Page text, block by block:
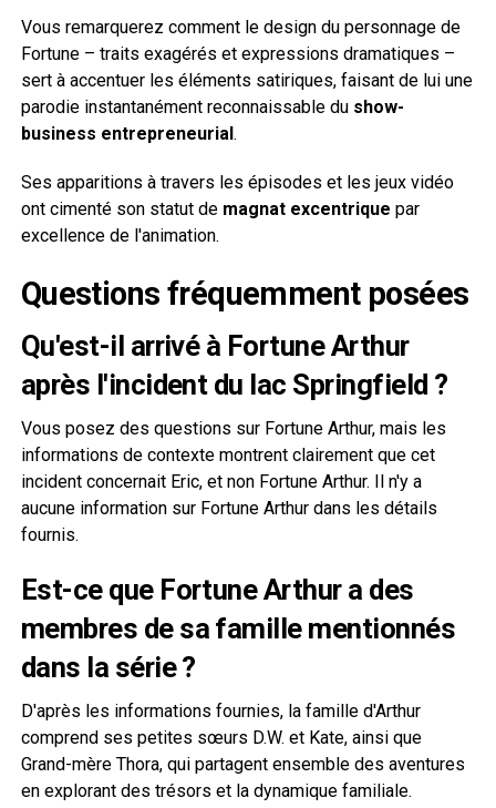
Vous remarquerez comment le design du personnage de
Fortune – traits exagérés et expressions dramatiques –
sert à accentuer les éléments satiriques, faisant de lui une
parodie instantanément reconnaissable du show-
business entrepreneurial.
Ses apparitions à travers les épisodes et les jeux vidéo
ont cimenté son statut de magnat excentrique par
excellence de l'animation.
Questions fréquemment posées
Qu'est-il arrivé à Fortune Arthur
après l'incident du lac Springfield ?
Vous posez des questions sur Fortune Arthur, mais les
informations de contexte montrent clairement que cet
incident concernait Eric, et non Fortune Arthur. Il n'y a
aucune information sur Fortune Arthur dans les détails
fournis.
Est-ce que Fortune Arthur a des
membres de sa famille mentionnés
dans la série ?
D'après les informations fournies, la famille d'Arthur
comprend ses petites sœurs D.W. et Kate, ainsi que
Grand-mère Thora, qui partagent ensemble des aventures
en explorant des trésors et la dynamique familiale.